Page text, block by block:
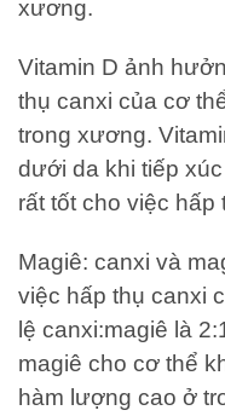
xương.
Vitamin D ảnh
thụ canxi của cơ
trong xương.
dưới da khi tiếp
rất tốt cho việc hấp
Magiê: canxi và
việc hấp thụ canxi
lệ canxi:magiê là
magiê cho cơ thể
hàm lượng cao ở